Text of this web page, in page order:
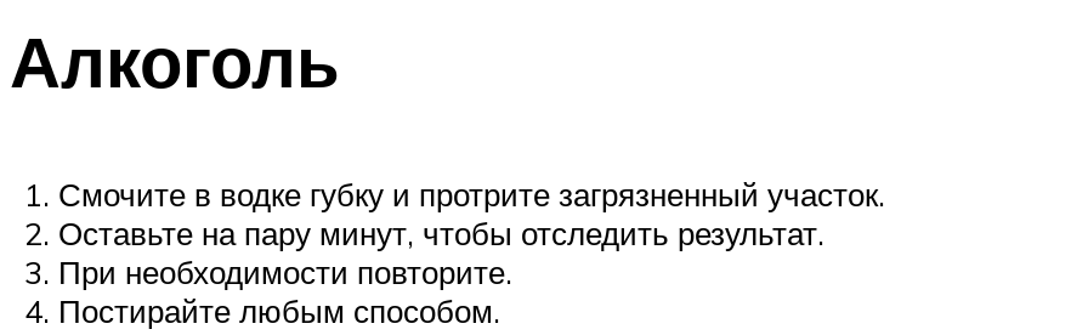
Алкоголь
Смочите в водке губку и протрите загрязненный участок.
Оставьте на пару минут, чтобы отследить результат.
При необходимости повторите.
Постирайте любым способом.